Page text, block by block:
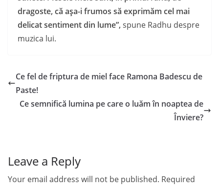
dragoste, că aşa-i frumos să exprimăm cel mai
delicat sentiment din lume”, spune Radhu despre
muzica lui.
Ce fel de friptura de miel face Ramona Badescu de
Paste!
Ce semnifică lumina pe care o luăm în noaptea de
Înviere?
Leave a Reply
Your email address will not be published. Required